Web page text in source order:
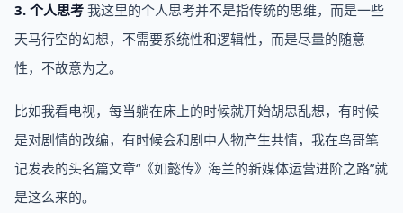
3. 个人思考 我这里的个人思考并不是指传统的思维，而是一些
天马行空的幻想，不需要系统性和逻辑性，而是尽量的随意
性，不故意为之。
比如我看电视，每当躺在床上的时候就开始胡思乱想，有时候
是对剧情的改编，有时候会和剧中人物产生共情，我在鸟哥笔
记发表的头名篇文章“《如懿传》海兰的新媒体运营进阶之路”就
是这么来的。